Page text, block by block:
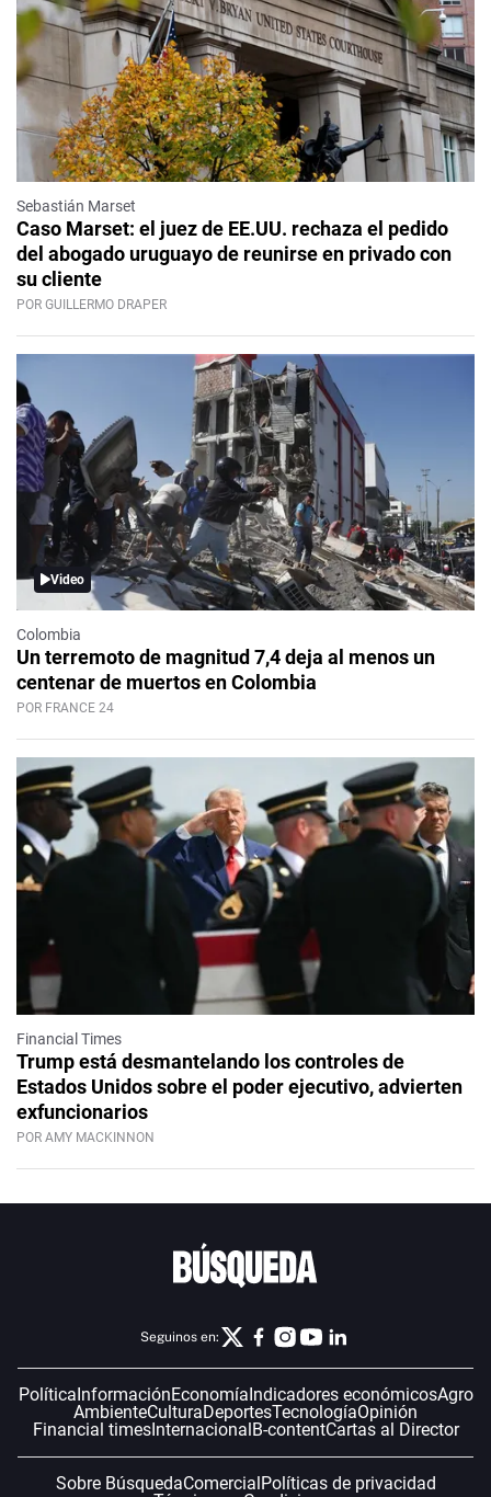
Sebastián Marset
Caso Marset: el juez de EE.UU. rechaza el pedido
del abogado uruguayo de reunirse en privado con
su cliente
POR GUILLERMO DRAPER
Video
Colombia
Un terremoto de magnitud 7,4 deja al menos un
centenar de muertos en Colombia
POR FRANCE 24
Financial Times
Trump está desmantelando los controles de
Estados Unidos sobre el poder ejecutivo, advierten
exfuncionarios
POR AMY MACKINNON
Seguinos en:
PolíticaInformaciónEconomíaIndicadores económicosAgro
AmbienteCulturaDeportesTecnologíaOpinión
Financial timesInternacionalB-contentCartas al Director
Sobre BúsquedaComercialPolíticas de privacidad